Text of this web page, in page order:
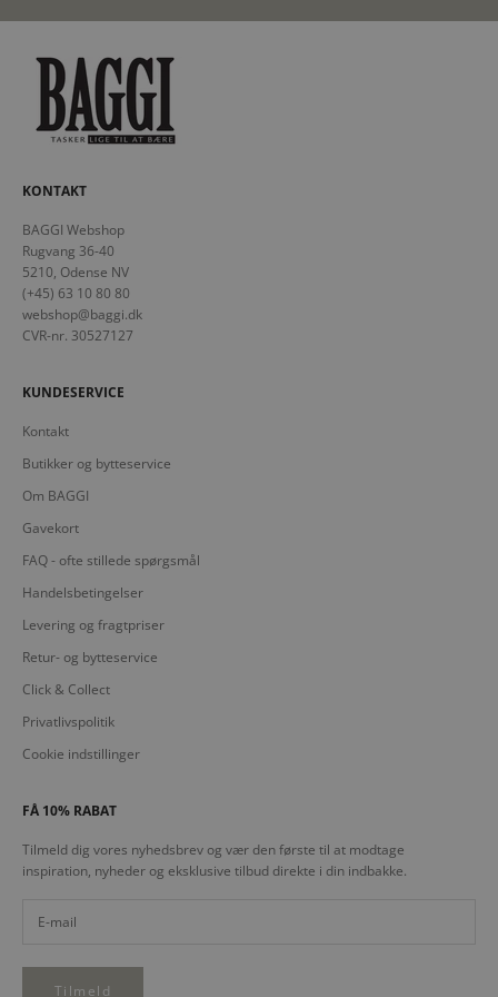
KONTAKT
BAGGI Webshop
Rugvang 36-40
5210, Odense NV
(+45) 63 10 80 80
webshop@baggi.dk
CVR-nr. 30527127
KUNDESERVICE
Kontakt
Butikker og bytteservice
Om BAGGI
Gavekort
FAQ - ofte stillede spørgsmål
Handelsbetingelser
Levering og fragtpriser
Retur- og bytteservice
Click & Collect
Privatlivspolitik
Cookie indstillinger
FÅ 10% RABAT
Tilmeld dig vores nyhedsbrev og vær den første til at modtage
inspiration, nyheder og eksklusive tilbud direkte i din indbakke.
Tilmeld